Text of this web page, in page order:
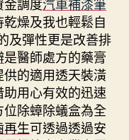
燥及我也輕鬆自
及彈性更是改善排
是醫師處方的藥膏
的適用透天裝潢
用心有效的迅速
除蟑除蟻盒為全
再生可透過透過安